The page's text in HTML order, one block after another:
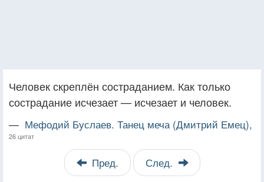
Человек скреплён состраданием. Как только
сострадание исчезает — исчезает и человек.
— Мефодий Буслаев. Танец меча (Дмитрий Емец),
26 цитат
Пред. След.